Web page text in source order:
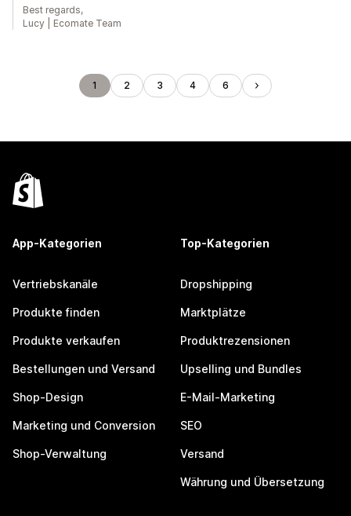
Best regards,
Lucy | Ecomate Team
1 2 3 4 6
App-Kategorien
Vertriebskanäle
Produkte finden
Produkte verkaufen
Bestellungen und Versand
Shop-Design
Marketing und Conversion
Shop-Verwaltung
Top-Kategorien
Dropshipping
Marktplätze
Produktrezensionen
Upselling und Bundles
E-Mail-Marketing
SEO
Versand
Währung und Übersetzung